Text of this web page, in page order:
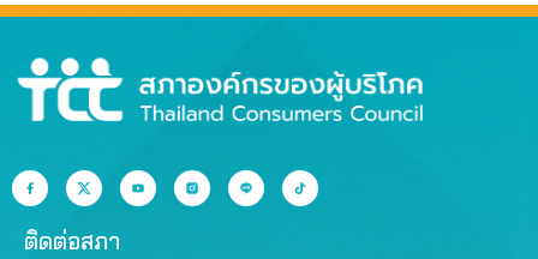
ติดต่อสภา